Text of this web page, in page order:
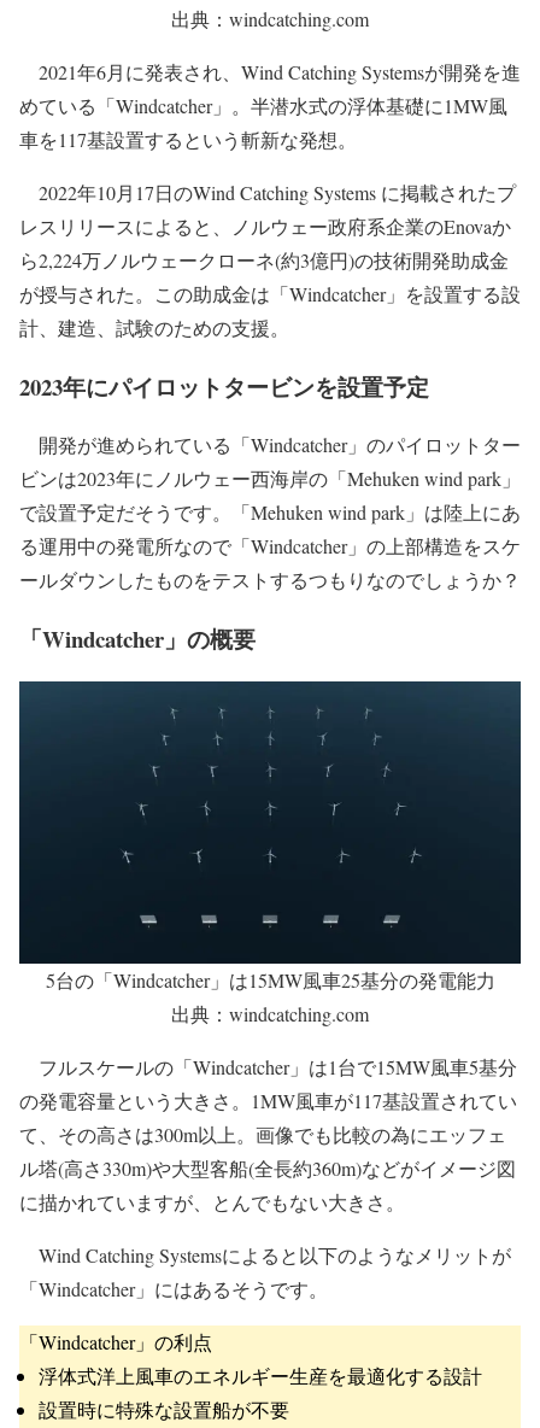
出典：windcatching.com
2021年6月に発表され、Wind Catching Systemsが開発を進
めている「Windcatcher」。半潜水式の浮体基礎に1MW風
車を117基設置するという斬新な発想。
2022年10月17日のWind Catching Systems に掲載されたプ
レスリリースによると、ノルウェー政府系企業のEnovaか
ら2,224万ノルウェークローネ(約3億円)の技術開発助成金
が授与された。この助成金は「Windcatcher」を設置する設
計、建造、試験のための支援。
2023年にパイロットタービンを設置予定
開発が進められている「Windcatcher」のパイロットター
ビンは2023年にノルウェー西海岸の「Mehuken wind park」
で設置予定だそうです。「Mehuken wind park」は陸上にあ
る運用中の発電所なので「Windcatcher」の上部構造をスケ
ールダウンしたものをテストするつもりなのでしょうか？
「Windcatcher」の概要
5台の「Windcatcher」は15MW風車25基分の発電能力
出典：windcatching.com
フルスケールの「Windcatcher」は1台で15MW風車5基分
の発電容量という大きさ。1MW風車が117基設置されてい
て、その高さは300m以上。画像でも比較の為にエッフェ
ル塔(高さ330m)や大型客船(全長約360m)などがイメージ図
に描かれていますが、とんでもない大きさ。
Wind Catching Systemsによると以下のようなメリットが
「Windcatcher」にはあるそうです。
「Windcatcher」の利点
浮体式洋上風車のエネルギー生産を最適化する設計
設置時に特殊な設置船が不要